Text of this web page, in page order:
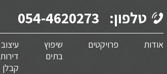
טלפון: 054-4620273
אודות פרויקטים
שיפוץ
בתים
עיצוב
דירות
קבלן